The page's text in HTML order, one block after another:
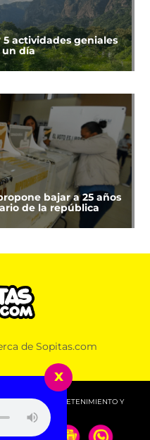
5 actividades geniales
un día
bajar a 25 años
de la república
de Sopitas.com
DEPORTES, ENTRETENIMIENTO Y
x